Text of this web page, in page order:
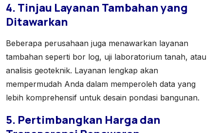
4. Tinjau Layanan Tambahan yang
Ditawarkan
Beberapa perusahaan juga menawarkan layanan
tambahan seperti bor log, uji laboratorium tanah, atau
analisis geoteknik. Layanan lengkap akan
mempermudah Anda dalam memperoleh data yang
lebih komprehensif untuk desain pondasi bangunan.
5. Pertimbangkan Harga dan